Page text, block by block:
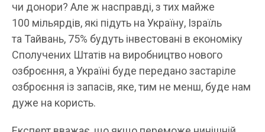
чи донори? Але ж насправді, з тих майже
100 мільярдів, які підуть на Україну, Ізраїль
та Тайвань, 75% будуть інвестовані в економіку
Сполучених Штатів на виробництво нового
озброєння, а Україні буде передано застаріле
озброєння із запасів, яке, тим не менш, буде нам
дуже на користь.